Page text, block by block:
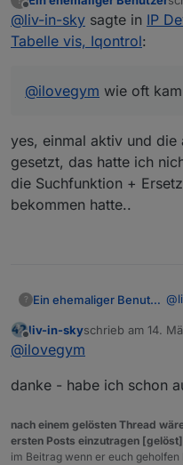
Offline
@liv-in-sky sagte in IP
Tabelle vis, Iqontrol:
@ilovegym wie oft
yes, einmal aktiv und
gesetzt, das hatte ich
die Suchfunktion +
bekommen hatte..
? Ein ehemaliger Benutzer @
Offline
liv-in-skyschrieb am 14.
zuletzt editiert
@ilovegym
danke - habe ich schon
nach einem gelösten Thread
ersten Posts einzutragen
im Beitrag wenn er euch geholfen